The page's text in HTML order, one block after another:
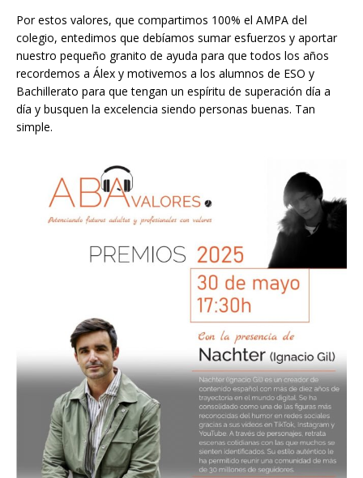
Por estos valores, que compartimos 100% el AMPA del
colegio, entedimos que debíamos sumar esfuerzos y aportar
nuestro pequeño granito de ayuda para que todos los años
recordemos a Álex y motivemos a los alumnos de ESO y
Bachillerato para que tengan un espíritu de superación día a
día y busquen la excelencia siendo personas buenas. Tan
simple.